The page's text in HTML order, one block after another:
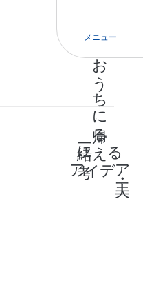
メニュー
おうちに
帰る
一緒に
える
アイデア